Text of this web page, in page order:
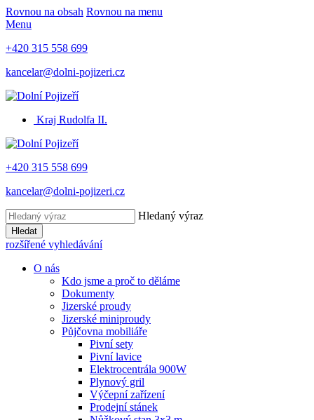
Rovnou na obsah Rovnou na menu
Menu
+420 315 558 699
kancelar@dolni-pojizeri.cz
Kraj Rudolfa II.
+420 315 558 699
kancelar@dolni-pojizeri.cz
Hledaný výraz
Hledat
rozšířené vyhledávání
O nás
Kdo jsme a proč to děláme
Dokumenty
Jizerské proudy
Jizerské miniproudy
Půjčovna mobiliáře
Pivní sety
Pivní lavice
Elektrocentrála 900W
Plynový gril
Výčepní zařízení
Prodejní stánek